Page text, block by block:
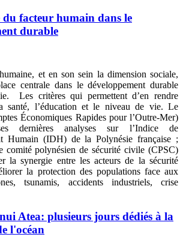
facteur humain dans le
durable
et en son sein la dimension sociale,
centrale dans le développement durable
Les critères qui permettent d’en rendre
santé, l’éducation et le niveau de vie. Le
Économiques Rapides pour l’Outre-Mer)
dernières analyses sur l’Indice de
Humain (IDH) de la Polynésie française ;
comité polynésien de sécurité civile (CPSC)
la synergie entre les acteurs de la sécurité
la protection des populations face aux
tsunamis, accidents industriels, crise
Atea: plusieurs jours dédiés à la
l'océan